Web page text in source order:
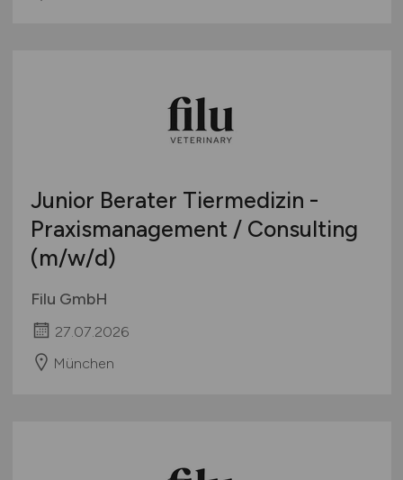
Junior Berater Tiermedizin -
Praxismanagement / Consulting
(m/w/d)
Filu GmbH
27.07.2026
München